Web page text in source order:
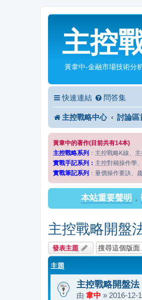
主控
黃韋中-金融市場技術分
快速連結 問答集
主控戰略中心 討論區
黃韋中的著作(目前共有14本)
主控戰略系列 ：主控戰略K線、
實戰手記系列： 主控對稱操作學
實戰筆記系列 ：量價操作要訣、
本站重要聲明 ，
主控戰略開盤
發表主題
主題
主控戰略開盤
由 韋中 » 2016-12-